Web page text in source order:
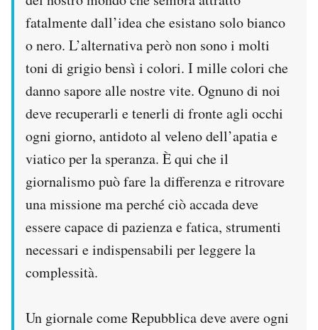
fatalmente dall’idea che esistano solo bianco
o nero. L’alternativa però non sono i molti
toni di grigio bensì i colori. I mille colori che
danno sapore alle nostre vite. Ognuno di noi
deve recuperarli e tenerli di fronte agli occhi
ogni giorno, antidoto al veleno dell’apatia e
viatico per la speranza. È qui che il
giornalismo può fare la differenza e ritrovare
una missione ma perché ciò accada deve
essere capace di pazienza e fatica, strumenti
necessari e indispensabili per leggere la
complessità.
Un giornale come Repubblica deve avere ogni